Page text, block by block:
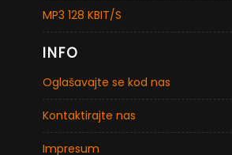
MP3 128 KBIT/S
INFO
Oglašavajte se kod nas
Kontaktirajte nas
Impresum